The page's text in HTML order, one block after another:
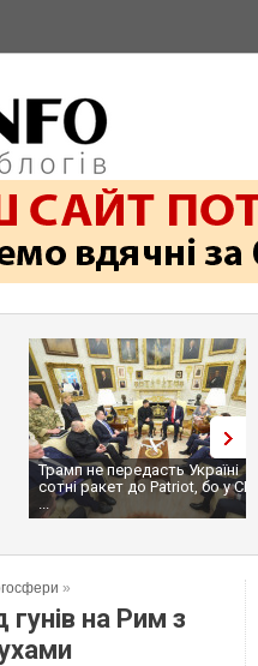
Трамп не передасть Україні
сотні ракет до Patriot, бо у
...
»
гунів на Рим з